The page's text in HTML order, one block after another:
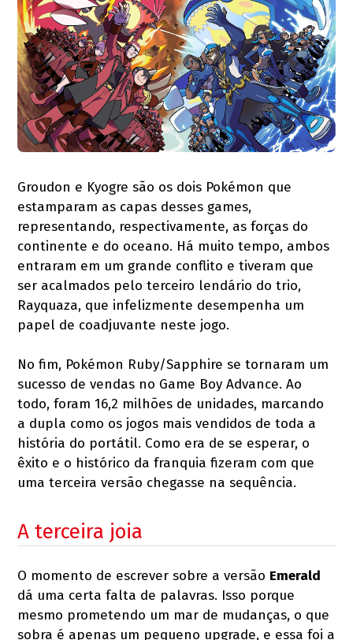
Groudon e Kyogre são os dois Pokémon que
estamparam as capas desses games,
representando, respectivamente, as forças do
continente e do oceano. Há muito tempo, ambos
entraram em um grande conflito e tiveram que
ser acalmados pelo terceiro lendário do trio,
Rayquaza, que infelizmente desempenha um
papel de coadjuvante neste jogo.
No fim, Pokémon Ruby/Sapphire se tornaram um
sucesso de vendas no Game Boy Advance. Ao
todo, foram 16,2 milhões de unidades, marcando
a dupla como os jogos mais vendidos de toda a
história do portátil. Como era de se esperar, o
êxito e o histórico da franquia fizeram com que
uma terceira versão chegasse na sequência.
A terceira joia
O momento de escrever sobre a versão Emerald
dá uma certa falta de palavras. Isso porque
mesmo prometendo um mar de mudanças, o que
sobra é apenas um pequeno upgrade, e essa foi a